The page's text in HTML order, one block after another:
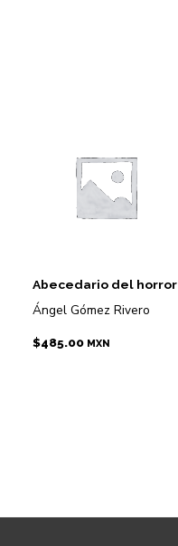
Abecedario del horror
Ángel Gómez Rivero
$485.00 MXN